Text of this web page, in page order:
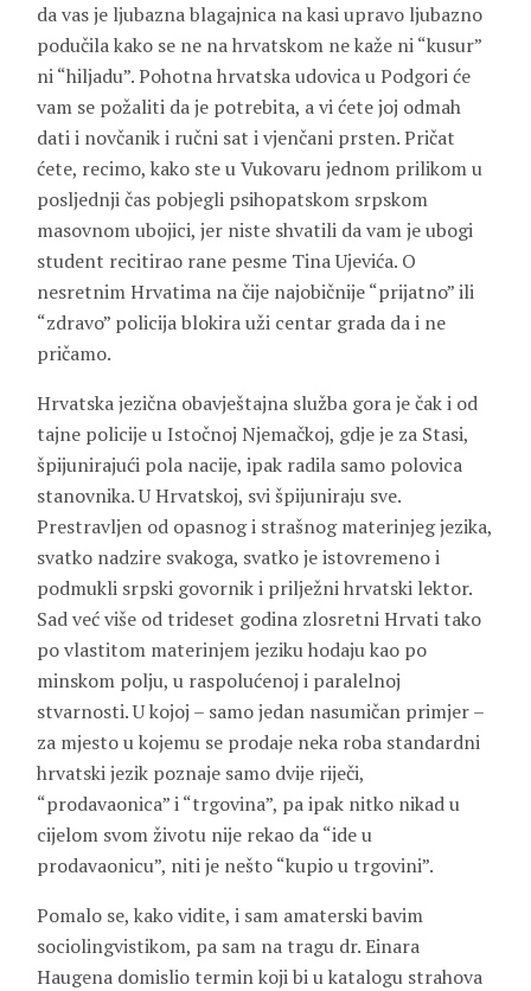
da vas je ljubazna blagajnica na kasi upravo ljubazno
podučila kako se ne na hrvatskom ne kaže ni “kusur”
ni “hiljadu”. Pohotna hrvatska udovica u Podgori će
vam se požaliti da je potrebita, a vi ćete joj odmah
dati i novčanik i ručni sat i vjenčani prsten. Pričat
ćete, recimo, kako ste u Vukovaru jednom prilikom u
posljednji čas pobjegli psihopatskom srpskom
masovnom ubojici, jer niste shvatili da vam je ubogi
student recitirao rane pesme Tina Ujevića. O
nesretnim Hrvatima na čije najobičnije “prijatno” ili
“zdravo” policija blokira uži centar grada da i ne
pričamo.
Hrvatska jezična obavještajna služba gora je čak i od
tajne policije u Istočnoj Njemačkoj, gdje je za Stasi,
špijunirajući pola nacije, ipak radila samo polovica
stanovnika. U Hrvatskoj, svi špijuniraju sve.
Prestravljen od opasnog i strašnog materinjeg jezika,
svatko nadzire svakoga, svatko je istovremeno i
podmukli srpski govornik i prilježni hrvatski lektor.
Sad već više od trideset godina zlosretni Hrvati tako
po vlastitom materinjem jeziku hodaju kao po
minskom polju, u raspolućenoj i paralelnoj
stvarnosti. U kojoj – samo jedan nasumičan primjer –
za mjesto u kojemu se prodaje neka roba standardni
hrvatski jezik poznaje samo dvije riječi,
“prodavaonica” i “trgovina”, pa ipak nitko nikad u
cijelom svom životu nije rekao da “ide u
prodavaonicu”, niti je nešto “kupio u trgovini”.
Pomalo se, kako vidite, i sam amaterski bavim
sociolingvistikom, pa sam na tragu dr. Einara
Haugena domislio termin koji bi u katalogu strahova